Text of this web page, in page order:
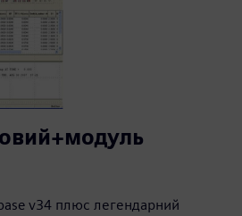
v34 плюс легендарний